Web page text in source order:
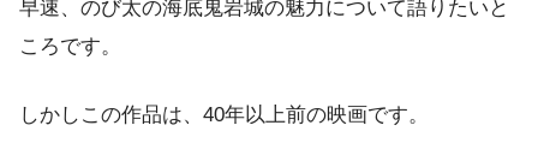
早速、のび太の海底鬼岩城の魅力について語りたいと
ころです。
しかしこの作品は、40年以上前の映画です。